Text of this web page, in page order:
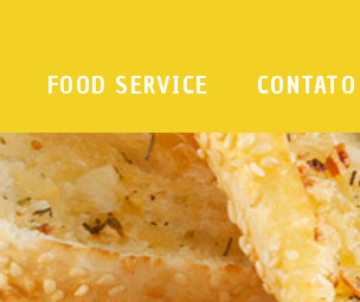
FOOD SERVICE CONTATO